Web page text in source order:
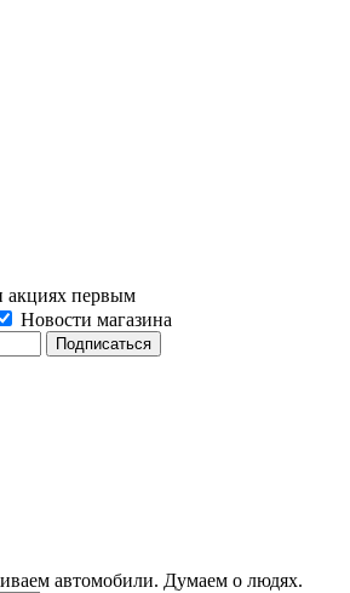
акциях первым
Новости магазина
автомобили. Думаем о людях.